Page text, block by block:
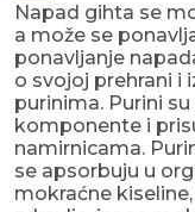
Napad gihta se
a može se
ponavljanje
o svojoj prehrani i
purinima. Purini
komponente i
namirnicama.
se apsorbuju u
mokraćne